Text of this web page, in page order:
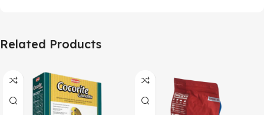
Related Products